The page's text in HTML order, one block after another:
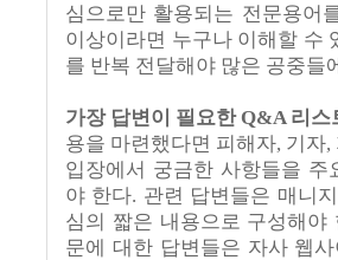
심으로만 활용되는 전문용어
이상이라면 누구나 이해할 수
를 반복 전달해야 많은 공중들
가장 답변이 필요한Q&A 리스
용을 마련했다면 피해자, 기자,
입장에서 궁금한 사항들을
야 한다. 관련 답변들은 매니
심의 짧은 내용으로 구성해야
문에 대한 답변들은 자사 웹